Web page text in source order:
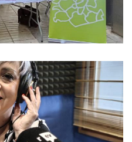
socials
Dia Amb Núria
Del Consell